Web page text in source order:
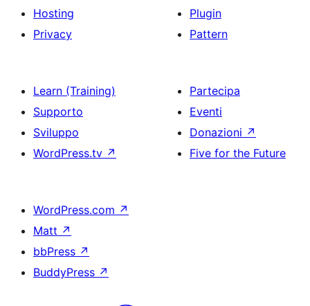
Hosting
Privacy
Plugin
Pattern
Learn (Training)
Supporto
Sviluppo
WordPress.tv ↗
Partecipa
Eventi
Donazioni ↗
Five for the Future
WordPress.com ↗
Matt ↗
bbPress ↗
BuddyPress ↗